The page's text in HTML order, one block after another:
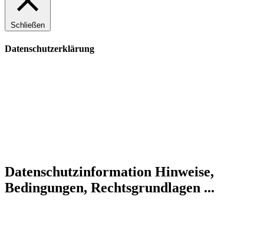
Schließen
Datenschutzerklärung
Datenschutzinformation Hinweise,
Bedingungen, Rechtsgrundlagen ...